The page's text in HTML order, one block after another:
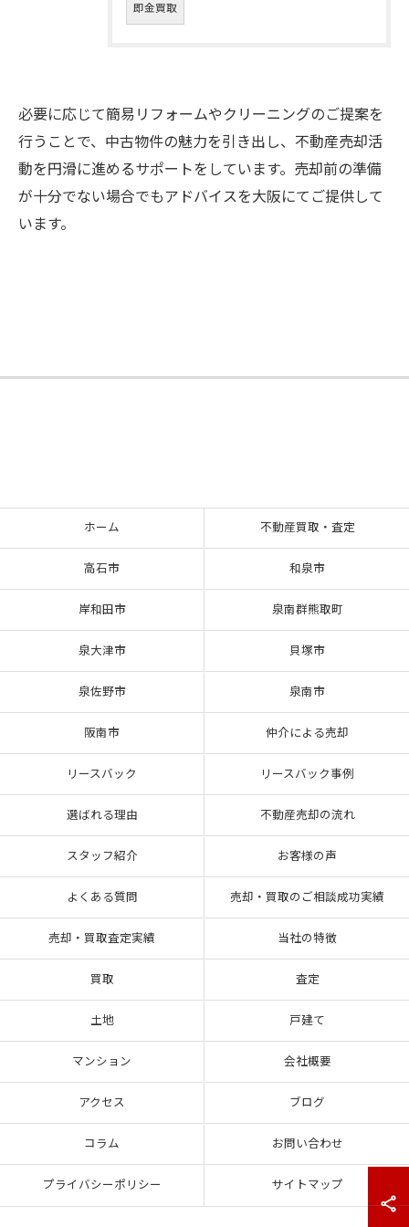
即金買取
必要に応じて簡易リフォームやクリーニングのご提案を
行うことで、中古物件の魅力を引き出し、不動産売却活
動を円滑に進めるサポートをしています。売却前の準備
が十分でない場合でもアドバイスを大阪にてご提供して
います。
ホーム 不動産買取・査定
高石市 和泉市
岸和田市 泉南群熊取町
泉大津市 貝塚市
泉佐野市 泉南市
阪南市 仲介による売却
リースバック リースバック事例
選ばれる理由 不動産売却の流れ
スタッフ紹介 お客様の声
よくある質問 売却・買取のご相談成功実績
売却・買取査定実績 当社の特徴
買取 査定
土地 戸建て
マンション 会社概要
アクセス ブログ
コラム お問い合わせ
プライバシーポリシー サイトマップ